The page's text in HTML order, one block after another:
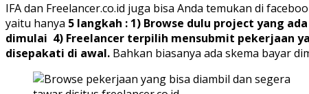
IFA dan Freelancer.co.id juga bisa Anda temukan di
yaitu hanya 5 langkah : 1) Browse dulu project yang
dimulai 4) Freelancer terpilih mensubmit pekerjaan
disepakati di awal. Bahkan biasanya ada skema bayar